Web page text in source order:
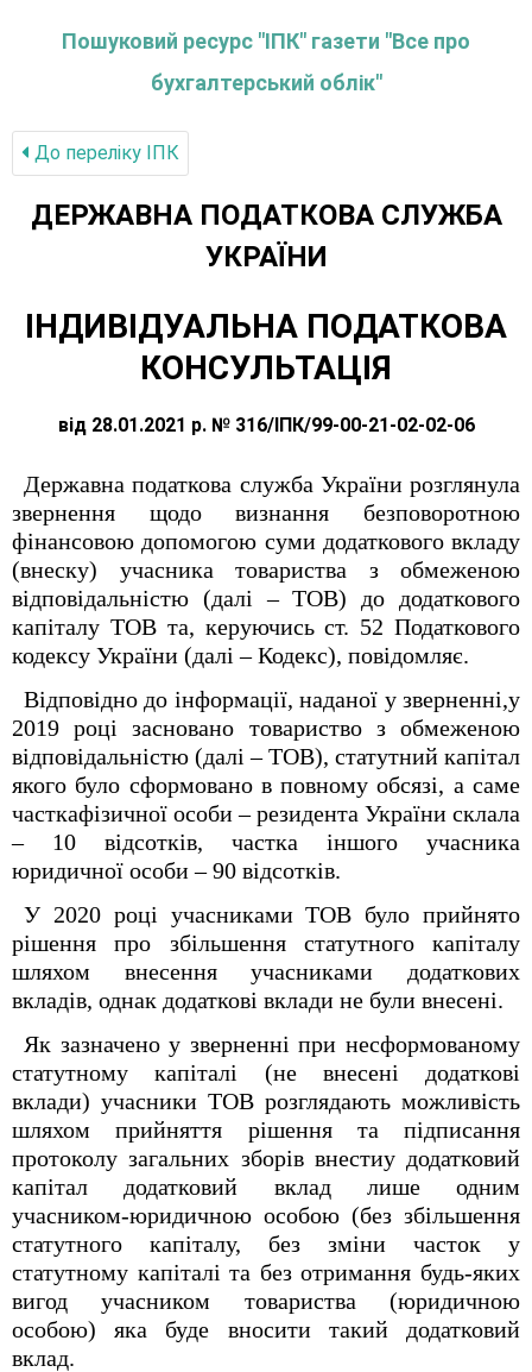
Пошуковий ресурс "ІПК" газети "Все про
бухгалтерський облік"
До переліку IПК
ДЕРЖАВНА ПОДАТКОВА СЛУЖБА
УКРАЇНИ
ІНДИВІДУАЛЬНА ПОДАТКОВА
КОНСУЛЬТАЦІЯ
від 28.01.2021 р. № 316/ІПК/99-00-21-02-02-06
Державна податкова служба України розглянула
звернення щодо визнання безповоротною
фінансовою допомогою суми додаткового вкладу
(внеску) учасника товариства з обмеженою
відповідальністю (далі – ТОВ) до додаткового
капіталу ТОВ та, керуючись ст. 52 Податкового
кодексу України (далі – Кодекс), повідомляє.
Відповідно до інформації, наданої у зверненні,у
2019 році засновано товариство з обмеженою
відповідальністю (далі – ТОВ), статутний капітал
якого було сформовано в повному обсязі, а саме
часткафізичної особи – резидента України склала
– 10 відсотків, частка іншого учасника
юридичної особи – 90 відсотків.
У 2020 році учасниками ТОВ було прийнято
рішення про збільшення статутного капіталу
шляхом внесення учасниками додаткових
вкладів, однак додаткові вклади не були внесені.
Як зазначено у зверненні при несформованому
статутному капіталі (не внесені додаткові
вклади) учасники ТОВ розглядають можливість
шляхом прийняття рішення та підписання
протоколу загальних зборів внестиу додатковий
капітал додатковий вклад лише одним
учасником-юридичною особою (без збільшення
статутного капіталу, без зміни часток у
статутному капіталі та без отримання будь-яких
вигод учасником товариства (юридичною
особою) яка буде вносити такий додатковий
вклад.